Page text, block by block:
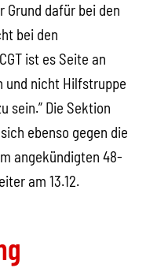
Grund dafür bei den
bei den
ist es Seite an
und nicht Hilfstruppe
sein.” Die Sektion
ebenso gegen die
angekündigten 48-
am 13.12.